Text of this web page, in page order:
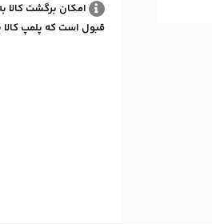
امکان برگشت کالا
قبول است که پلمپ کالا